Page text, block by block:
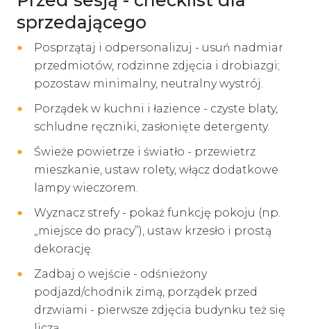
sprzedającego
Posprzątaj i odpersonalizuj - usuń nadmiar
przedmiotów, rodzinne zdjęcia i drobiazgi;
pozostaw minimalny, neutralny wystrój.
Porządek w kuchni i łazience - czyste blaty,
schludne ręczniki, zasłonięte detergenty.
Świeże powietrze i światło - przewietrz
mieszkanie, ustaw rolety, włącz dodatkowe
lampy wieczorem.
Wyznacz strefy - pokaż funkcję pokoju (np.
„miejsce do pracy”), ustaw krzesło i prostą
dekorację.
Zadbaj o wejście - odśnieżony
podjazd/chodnik zimą, porządek przed
drzwiami - pierwsze zdjęcia budynku też się